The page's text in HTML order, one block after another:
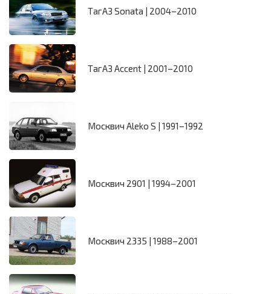
ТагАЗ Sonata | 2004–2010
ТагАЗ Accent | 2001–2010
Москвич Aleko S | 1991–1992
Москвич 2901 | 1994–2001
Москвич 2335 | 1988–2001